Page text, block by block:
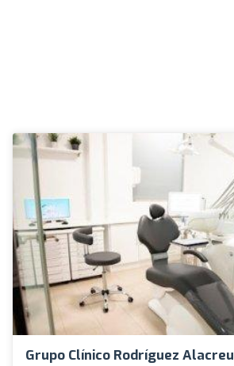
Grupo Clínico Rodríguez Alacreu